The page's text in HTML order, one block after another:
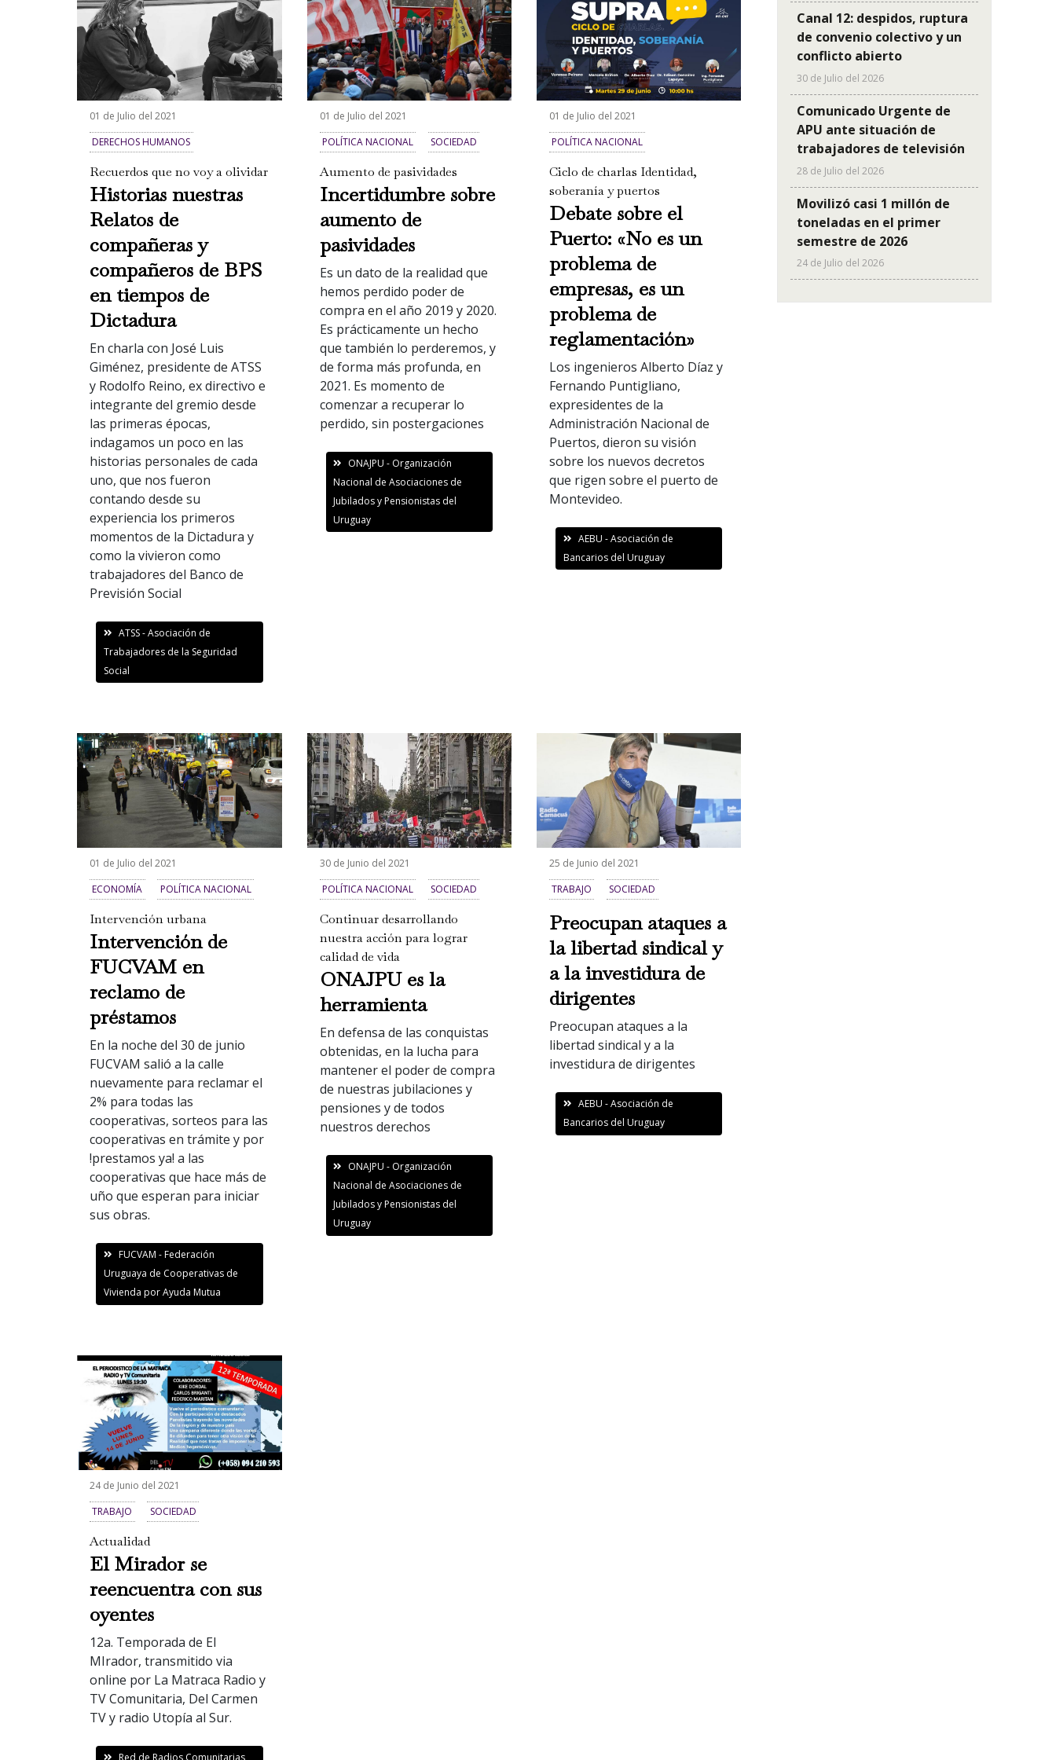
01 de Julio del 2021
DERECHOS HUMANOS
Recuerdos que no voy a olividar
Historias nuestras
Relatos de
compañeras y
compañeros de BPS
en tiempos de
Dictadura
En charla con José Luis
Giménez, presidente de ATSS
y Rodolfo Reino, ex directivo e
integrante del gremio desde
las primeras épocas,
indagamos un poco en las
historias personales de cada
uno, que nos fueron
contando desde su
experiencia los primeros
momentos de la Dictadura y
como la vivieron como
trabajadores del Banco de
Previsión Social
ATSS - Asociación de
Trabajadores de la Seguridad
Social
01 de Julio del 2021
POLÍTICA NACIONAL
SOCIEDAD
Aumento de pasividades
Incertidumbre sobre
aumento de
pasividades
Es un dato de la realidad que
hemos perdido poder de
compra en el año 2019 y 2020.
Es prácticamente un hecho
que también lo perderemos, y
de forma más profunda, en
2021. Es momento de
comenzar a recuperar lo
perdido, sin postergaciones
ONAJPU - Organización
Nacional de Asociaciones de
Jubilados y Pensionistas del
Uruguay
01 de Julio del 2021
POLÍTICA NACIONAL
Ciclo de charlas Identidad,
soberanía y puertos
Debate sobre el
Puerto: «No es un
problema de
empresas, es un
problema de
reglamentación»
Los ingenieros Alberto Díaz y
Fernando Puntigliano,
expresidentes de la
Administración Nacional de
Puertos, dieron su visión
sobre los nuevos decretos
que rigen sobre el puerto de
Montevideo.
AEBU - Asociación de
Bancarios del Uruguay
01 de Julio del 2021
ECONOMÍA
POLÍTICA NACIONAL
Intervención urbana
Intervención de
FUCVAM en
reclamo de
préstamos
En la noche del 30 de junio
FUCVAM salió a la calle
nuevamente para reclamar el
2% para todas las
cooperativas, sorteos para las
cooperativas en trámite y por
!prestamos ya! a las
cooperativas que hace más de
uño que esperan para iniciar
sus obras.
FUCVAM - Federación
Uruguaya de Cooperativas de
Vivienda por Ayuda Mutua
30 de Junio del 2021
POLÍTICA NACIONAL
SOCIEDAD
Continuar desarrollando
nuestra acción para lograr
calidad de vida
ONAJPU es la
herramienta
En defensa de las conquistas
obtenidas, en la lucha para
mantener el poder de compra
de nuestras jubilaciones y
pensiones y de todos
nuestros derechos
ONAJPU - Organización
Nacional de Asociaciones de
Jubilados y Pensionistas del
Uruguay
25 de Junio del 2021
TRABAJO
SOCIEDAD
Preocupan ataques a
la libertad sindical y
a la investidura de
dirigentes
Preocupan ataques a la
libertad sindical y a la
investidura de dirigentes
AEBU - Asociación de
Bancarios del Uruguay
24 de Junio del 2021
TRABAJO
SOCIEDAD
Actualidad
El Mirador se
reencuentra con sus
oyentes
12a. Temporada de El
MIrador, transmitido via
online por La Matraca Radio y
TV Comunitaria, Del Carmen
TV y radio Utopía al Sur.
Red de Radios Comunitarias
Canal 12: despidos, ruptura
de convenio colectivo y un
conflicto abierto
30 de Julio del 2026
Comunicado Urgente de
APU ante situación de
trabajadores de televisión
28 de Julio del 2026
Movilizó casi 1 millón de
toneladas en el primer
semestre de 2026
24 de Julio del 2026